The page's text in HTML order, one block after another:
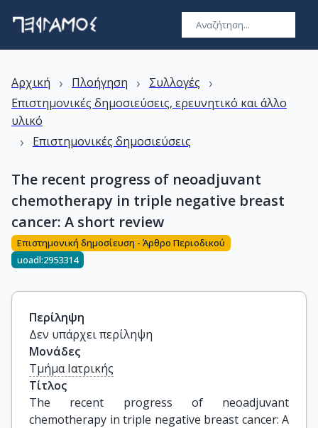
Αρχική › Πλοήγηση › Συλλογές ›
Επιστημονικές δημοσιεύσεις, ερευνητικό και άλλο
υλικό
› Επιστημονικές δημοσιεύσεις
The recent progress of neoadjuvant
chemotherapy in triple negative breast
cancer: A short review
Επιστημονική δημοσίευση - Άρθρο Περιοδικού
uoadl:2953314
Περίληψη
Δεν υπάρχει περίληψη
Μονάδες
Τμήμα Ιατρικής
Τίτλος
The recent progress of neoadjuvant
chemotherapy in triple negative breast cancer: A